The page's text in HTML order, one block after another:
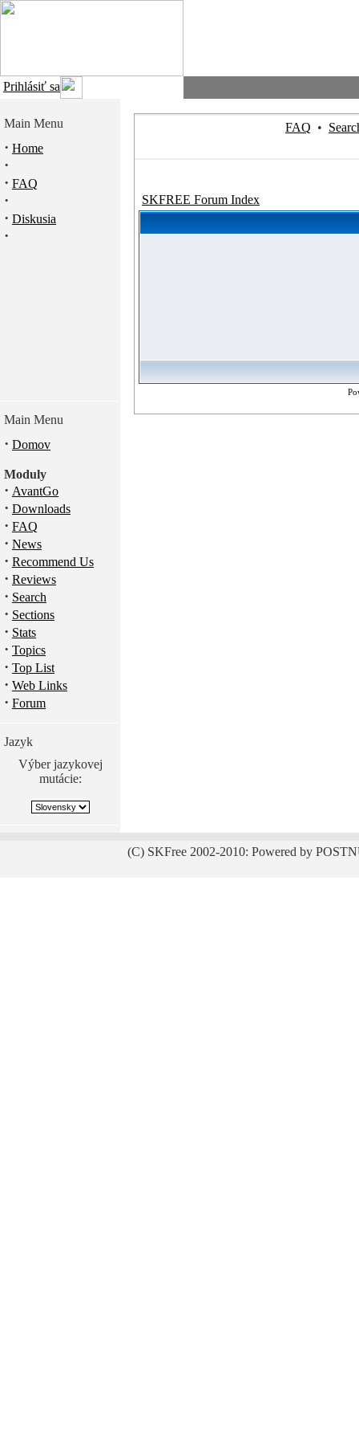
Prihlásiť sa
Main Menu
· Home
·
· FAQ
·
· Diskusia
·
Main Menu
· Domov
Moduly
· AvantGo
· Downloads
· FAQ
· News
· Recommend Us
· Reviews
· Search
· Sections
· Stats
· Topics
· Top List
· Web Links
· Forum
Jazyk
Výber jazykovej
mutácie:
FAQ •
SKFREE Forum Index
(C) SKFree 2002-2010: Powered by